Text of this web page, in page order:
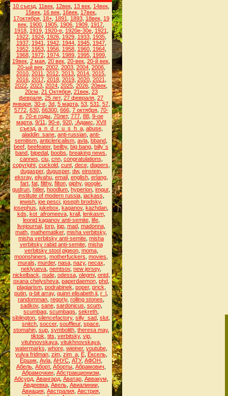
10 съезд 11век 12век 13 век 14век
15век 16 век 16век 17век
17октября, 18+, 1891 1893, 18век, 19
век 1900 1905 1906 1909 1917
1918, 1919, 1920-е, 1920е-30е, 1921
1922, 1924, 1926, 1929, 1933, 1935,
1937, 1941 1942, 1944, 1945, 1947,
1952, 1953, 1956, 1958, 1960, 1964,
1968, 1972, 1974, 1989, 1995, 1999,
19век 2 мая 20 век 20-век 20-й век
20-ый век, 2002, 2003, 2004, 2006,
2010 2011 2012 2013 2014 2015
2016, 2017, 2018, 2019, 2020, 2021
2022 2023 2024 2025 2026 20век
20см 21 Октября, 21век, 23
февраля 25 лет, 27 февраля 27
января, 30-е, 3d, 5 марта, 53, 531 57,
5772, 630, 66300, 666, 7 октября, 70-
е, 70-е годы, 70лет, 777, 88, 9-ое
марта, 9/11 90-е, 920, :Адамс XVII
съезд, a_n_d_r_u_s_h_a, abuse,
aladdin_sane anti-russian anti-
semitism anticlericalism avla bband
beef beefeater, beilby, big bang billy`s
band bipedal boobs breaking news
cannes ciu, cnn, congratulations
copyright, cuckold, cunt, dece, diapers
dugasper, dugusper, dw, einstein,
eksray, eliyahu, email, english, erlang,
fart, fat, filthy, filton, giphy, google,
gudrun hitler, hoodlum hyperion imgur,
institute of modern russia, jackass
jewish joe pesci joseph brodsky,
josephus jukebox kaganov, kazhdan
kds kot_afromeeva, krall, lenkasm,
leonid kaganov anti-semite, life,
livejournal, lorp, lqp, mad, madonna,
math mathematiker, misha verbitsky,
misha verbitsky anti-semite misha
verbitsky rabid anti-semite, misha
verbitsky stool pigeon, moma,
moonshiners motherfuckers movies
murals murder, nasa, nazy, necax
neklyueva nemtsov, new jersey,
nickelback nude, odessa, olegmi, ontd,
oxana chelysheva, paperdaemon, phd,
plagiarism, podrabinek poper, prick
putin q-bit array, quinn elisabeth ii r_l
randomman regoriy, rolling stones
sadkov, sane, sardonicus scum,
scumbag scumbags sekreth
siblington silencefactory, silly_sad slut
snitch soccer, souffleur, space
stomahin, sup, symbolith, theresa may,
tiktok tits verbitsky, vip,
vituhnovskaya, vitukhnovskaya,
watermarks whore, wieiner, youtube,
yulya fridman, zim, zim_a, Ё, Ёксель,
Ёршик Аvla АНУС АТУ, АФОН
Абель Аборт, Аборты Абрамович
Абрамочкин, Абстракционизм
Абсурд, Авангард, Аватар, Аввакум
Авдеевка, Авель, Авиалинии,
Авиация Австралия Австрия